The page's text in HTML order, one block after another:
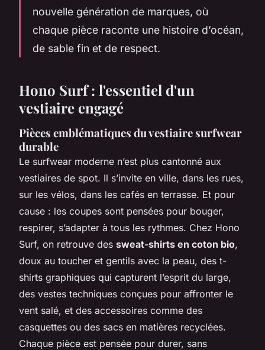
nouvelle génération de marques, où
chaque pièce raconte une histoire d’océan,
de sable fin et de respect.
Hono Surf : l'essentiel d'un
vestiaire engagé
Pièces emblématiques du vestiaire surfwear
durable
Le surfwear moderne n’est plus cantonné aux
vestiaires de spot. Il s’invite en ville, dans les rues,
sur les vélos, dans les cafés en terrasse. Et pour
cause : les coupes sont pensées pour bouger,
respirer, s’adapter à tous les rythmes. Chez Hono
Surf, on retrouve des sweat-shirts en coton bio,
doux au toucher et gentils avec la peau, des t-
shirts graphiques qui capturent l’esprit du large,
des vestes techniques conçues pour affronter le
vent salé, et des accessoires comme des
casquettes ou des sacs en matières recyclées.
Chaque pièce est pensée pour durer, sans